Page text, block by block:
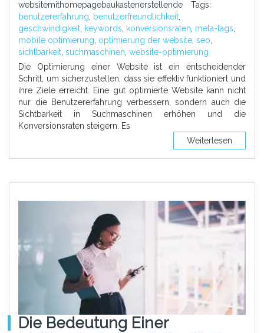
websitemithomepagebaukastenerstellende
Tags:
benutzererfahrung
benutzerfreundlichkeit
geschwindigkeit keywords konversionsraten meta-tags
mobile optimierung optimierung der website seo
sichtbarkeit suchmaschinen website-optimierung
Die Optimierung einer Website ist ein entscheidender
Schritt, um sicherzustellen, dass sie effektiv funktioniert und
ihre Ziele erreicht. Eine gut optimierte Website kann nicht
nur die Benutzererfahrung verbessern, sondern auch die
Sichtbarkeit in Suchmaschinen erhöhen und die
Konversionsraten steigern. Es
Weiterlesen
Die Bedeutung Einer